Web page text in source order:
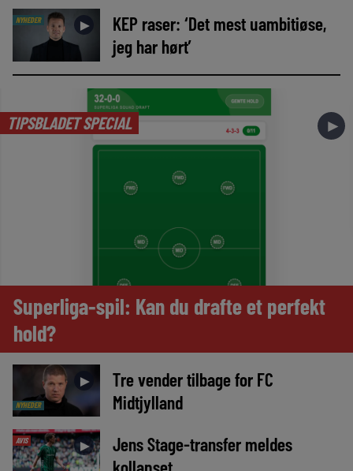
NYHEDER ►
KEP raser: ‘Det mest uambitiøse,
jeg har hørt’
TIPSBLADET SPECIAL ►
Superliga-spil: Kan du drafte et perfekt
hold?
NYHEDER
►
Tre vender tilbage for FC
Midtjylland
AVIS ►
Jens Stage-transfer meldes